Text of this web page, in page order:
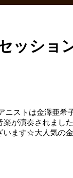
ッショ
ストは金澤亜希
が演奏されまし
ます☆大人気の